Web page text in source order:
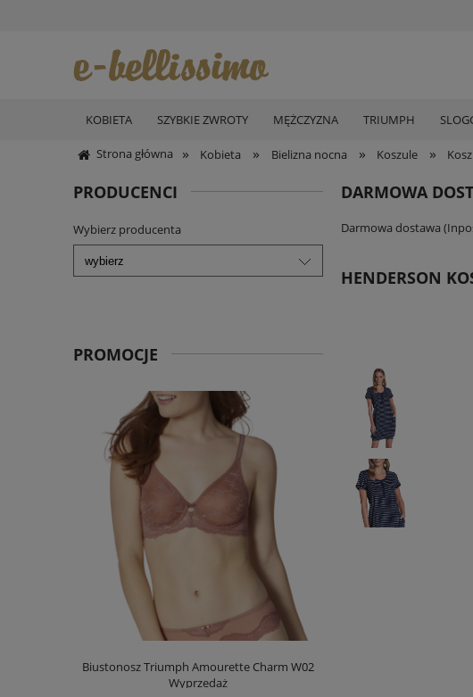
KOBIETA SZYBKIE ZWROTY MĘŻCZYZNA TRIUMPH
Strona główna » Kobieta » Bielizna nocna » Koszule »
PRODUCENCI
Wybierz producenta
PROMOCJE
Biustonosz Triumph Amourette Charm W02
Wyprzedaż
Biustonosz Triumph
DARMOWA
Darmowa dostawa
HENDERSON